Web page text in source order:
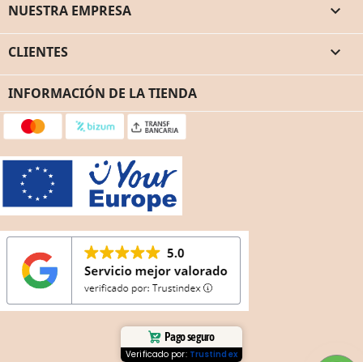
NUESTRA EMPRESA 
CLIENTES 
INFORMACIÓN DE LA TIENDA
Pago seguro
Verificado por: Trustindex